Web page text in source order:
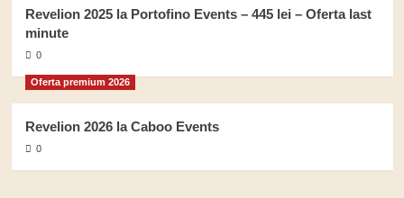
Revelion 2025 la Portofino Events – 445 lei – Oferta last
minute
0
Oferta premium 2026
Revelion 2026 la Caboo Events
0